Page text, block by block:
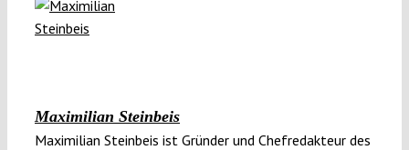
Maximilian Steinbeis
Maximilian Steinbeis ist Gründer und Chefredakteur des